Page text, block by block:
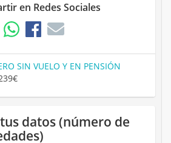
en Redes Sociales
SIN VUELO Y EN PENSIÓN
datos (número de